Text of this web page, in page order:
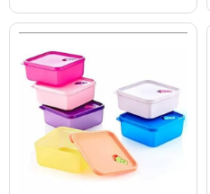
Sepete Ekle